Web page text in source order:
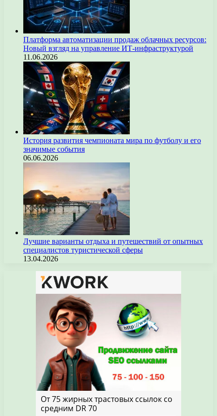
Платформа автоматизации продаж облачных ресурсов:
Новый взгляд на управление ИТ-инфраструктурой
11.06.2026
История развития чемпионата мира по футболу и его
значимые события
06.06.2026
Лучшие варианты отдыха и путешествий от опытных
специалистов туристической сферы
13.04.2026